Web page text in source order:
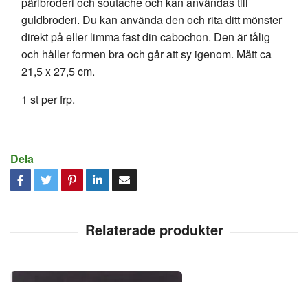
guldbroderi. Du kan använda den och rita ditt mönster
direkt på eller limma fast din cabochon. Den är tålig
och håller formen bra och går att sy igenom. Mått ca
21,5 x 27,5 cm.
1 st per frp.
Dela